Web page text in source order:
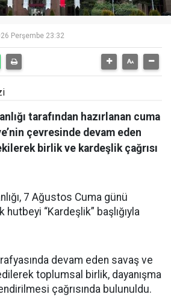
Perşembe 23:32
tarafından hazırlanan cuma
çevresinde devam eden
birlik ve kardeşlik çağrısı
7 Ağustos Cuma günü
“Kardeşlik” başlığıyla
devam eden savaş ve
toplumsal birlik, dayanışma
çağrısında bulunuldu.